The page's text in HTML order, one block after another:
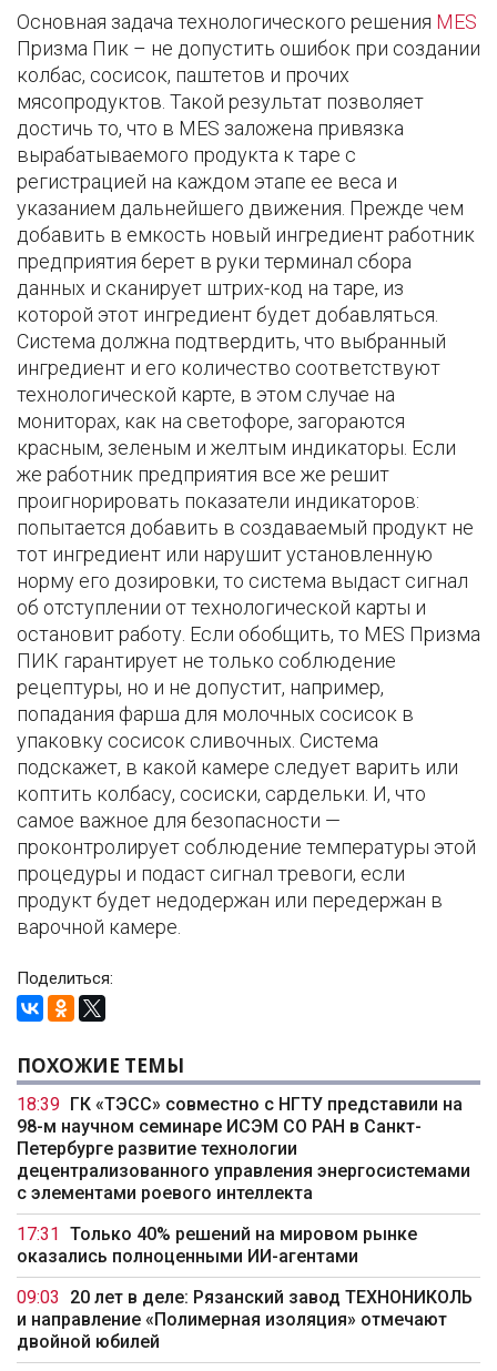
Основная задача технологического решения MES
Призма Пик – не допустить ошибок при создании
колбас, сосисок, паштетов и прочих
мясопродуктов. Такой результат позволяет
достичь то, что в МЕS заложена привязка
вырабатываемого продукта к таре с
регистрацией на каждом этапе ее веса и
указанием дальнейшего движения. Прежде чем
добавить в емкость новый ингредиент работник
предприятия берет в руки терминал сбора
данных и сканирует штрих-код на таре, из
которой этот ингредиент будет добавляться.
Система должна подтвердить, что выбранный
ингредиент и его количество соответствуют
технологической карте, в этом случае на
мониторах, как на светофоре, загораются
красным, зеленым и желтым индикаторы. Если
же работник предприятия все же решит
проигнорировать показатели индикаторов:
попытается добавить в создаваемый продукт не
тот ингредиент или нарушит установленную
норму его дозировки, то система выдаст сигнал
об отступлении от технологической карты и
остановит работу. Если обобщить, то MES Призма
ПИК гарантирует не только соблюдение
рецептуры, но и не допустит, например,
попадания фарша для молочных сосисок в
упаковку сосисок сливочных. Система
подскажет, в какой камере следует варить или
коптить колбасу, сосиски, сардельки. И, что
самое важное для безопасности —
проконтролирует соблюдение температуры этой
процедуры и подаст сигнал тревоги, если
продукт будет недодержан или передержан в
варочной камере.
Поделиться:
ПОХОЖИЕ ТЕМЫ
18:39
ГК «ТЭСС» совместно с НГТУ представили на
98-м научном семинаре ИСЭМ СО РАН в Санкт-
Петербурге развитие технологии
децентрализованного управления энергосистемами
с элементами роевого интеллекта
17:31
Только 40% решений на мировом рынке
оказались полноценными ИИ-агентами
09:03
20 лет в деле: Рязанский завод ТЕХНОНИКОЛЬ
и направление «Полимерная изоляция» отмечают
двойной юбилей